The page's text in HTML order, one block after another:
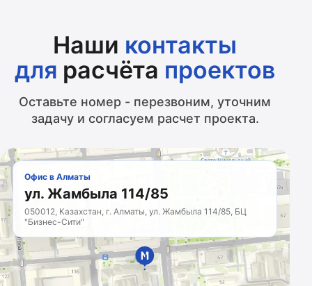
Наши контакты
для расчёта проектов
Оставьте номер - перезвоним, уточним
задачу и согласуем расчет проекта.
Офис в Алматы
ул. Жамбыла 114/85
050012, Казахстан, г. Алматы, ул. Жамбыла 114/85, БЦ
"Бизнес-Сити"МАРКЕТИНГОВОЕ
АГЕНТСТВО
Казахстан · с 2011 года